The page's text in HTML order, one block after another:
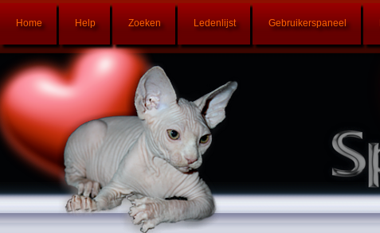
Home Help Zoeken Ledenlijst Gebruikerspaneel